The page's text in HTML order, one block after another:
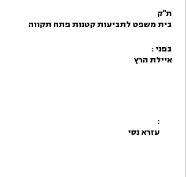
ת"ק
בית משפט לתביעות קטנות פתח תקווה
בפני :
איילת הרץ
:
עזרא נסי